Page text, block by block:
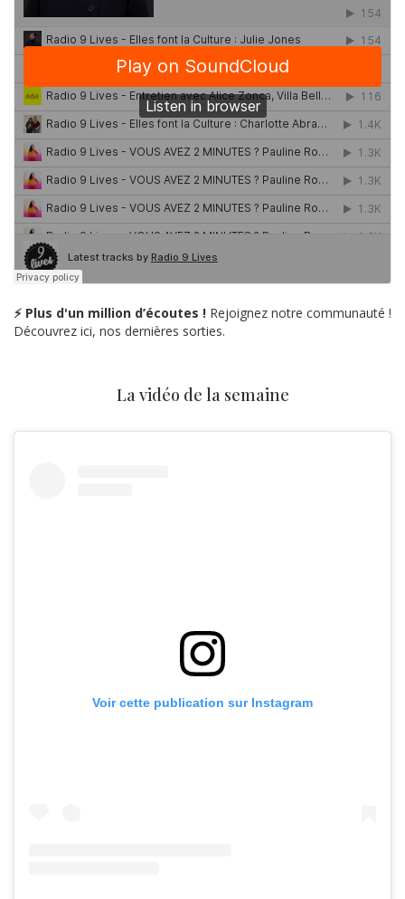
⚡ Plus d'un million d’écoutes ! Rejoignez notre communauté !
Découvrez ici, nos dernières sorties.
La vidéo de la semaine
Voir cette publication sur Instagram